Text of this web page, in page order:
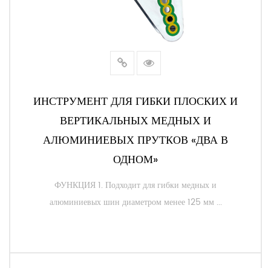
ИНСТРУМЕНТ ДЛЯ ГИБКИ ПЛОСКИХ И
ВЕРТИКАЛЬНЫХ МЕДНЫХ И
АЛЮМИНИЕВЫХ ПРУТКОВ «ДВА В
ОДНОМ»
ФУНКЦИЯ 1. Подходит для гибки медных и
алюминиевых шин диаметром менее 125 мм ...